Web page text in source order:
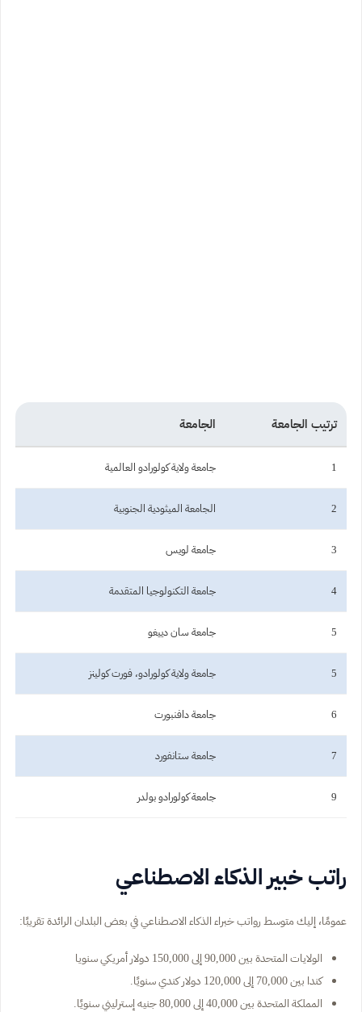
ترتيب الجامعة الجامعة
1 جامعة ولاية كولورادو العالمية
2 الجامعة الميثودية الجنوبية
3 جامعة لويس
4 جامعة التكنولوجيا المتقدمة
5 جامعة سان دييغو
5 جامعة ولاية كولورادو، فورت كولينز
6 جامعة دافنبورت
7 جامعة ستانفورد
9 جامعة كولورادو بولدر
راتب خبير الذكاء الاصطناعي
عمومًا، إليك متوسط رواتب خبراء الذكاء الاصطناعي في بعض البلدان الرائدة تقريبًا:
الولايات المتحدة بين 90,000 إلى 150,000 دولار أمريكي سنويا
كندا بين 70,000 إلى 120,000 دولار كندي سنويًا.
المملكة المتحدة بين 40,000 إلى 80,000 جنيه إسترليني سنويًا.